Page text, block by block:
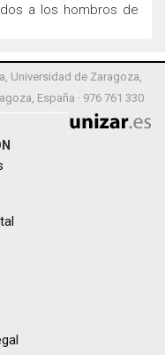
a los hombros de
Universidad de Zaragoza,
España · 976 761 330